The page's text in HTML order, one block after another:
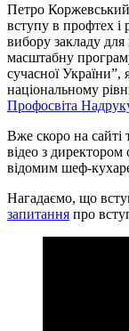
Петро Коржевський
вступу в профтех і
вибору закладу
масштабну
сучасної
національному
Профосвіта
Вже скоро на сайті
відео з
відомим шеф-
Нагадаємо, що
запитання про